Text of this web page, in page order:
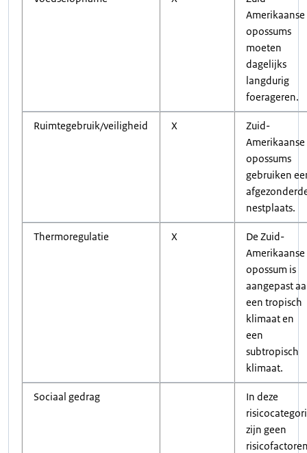
Amerikaanse
opossums
moeten
dagelijks
langdurig
foerageren.
Ruimtegebruik/veiligheid X
Zuid-
Amerikaanse
opossums
gebruiken
nestplaats.
Thermoregulatie X
De Zuid-
Amerikaanse
opossum is
aangepast
een tropisch
klimaat en
een
subtropisch
klimaat.
Sociaal gedrag
In deze
zijn geen